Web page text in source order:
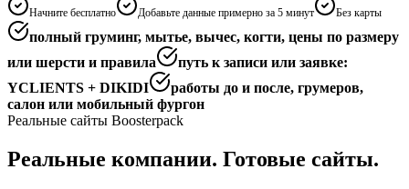
Начните бесплатно Добавьте данные примерно за 5 минут Без карты
полный груминг, мытье, вычес, когти, цены по размеру
или шерсти и правила
путь к записи или заявке:
YCLIENTS + DIKIDI
работы до и после, грумеров,
салон или мобильный фургон
Реальные сайты Boosterpack
Реальные компании. Готовые сайты.